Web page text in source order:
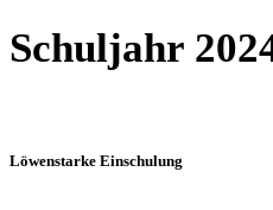
Schuljahr
Löwenstarke Einschulung